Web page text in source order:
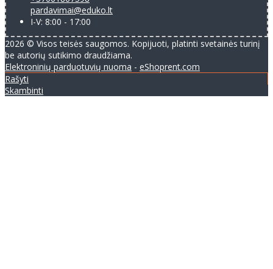
pardavimai@eduko.lt
I-V: 8:00 - 17:00
2026 © Visos teisės saugomos. Kopijuoti, platinti svetainės turinį
be autorių sutikimo draudžiama.
Elektroninių parduotuvių nuoma - eShoprent.com
Rašyti
Skambinti